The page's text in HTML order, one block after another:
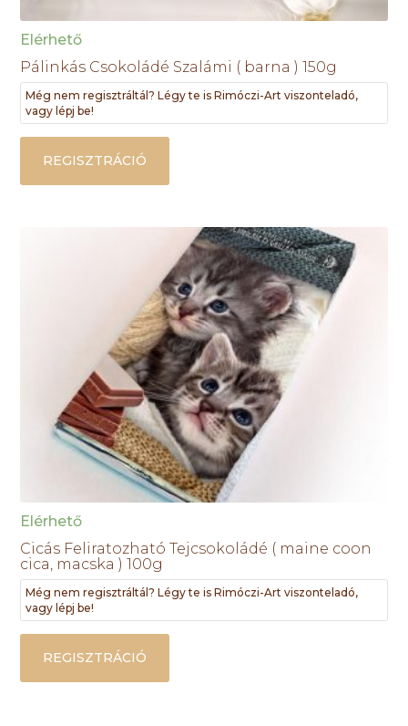
Elérhető
Pálinkás Csokoládé Szalámi ( barna ) 150g
Még nem regisztráltál? Légy te is Rimóczi-Art viszonteladó,
vagy lépj be!
REGISZTRÁCIÓ
Elérhető
Cicás Feliratozható Tejcsokoládé ( maine coon
cica, macska ) 100g
Még nem regisztráltál? Légy te is Rimóczi-Art viszonteladó,
vagy lépj be!
REGISZTRÁCIÓ